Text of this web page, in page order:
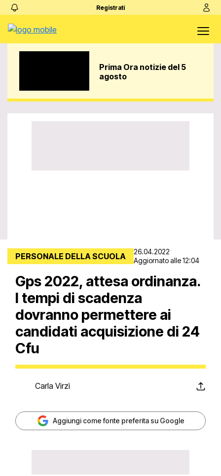
Registrati
Prima Ora notizie del 5
agosto
PERSONALE DELLA SCUOLA
26.04.2022
Aggiornato alle 12:04
Gps 2022, attesa ordinanza.
I tempi di scadenza
dovranno permettere ai
candidati acquisizione di 24
Cfu
Carla Virzì
Aggiungi come fonte preferita su Google